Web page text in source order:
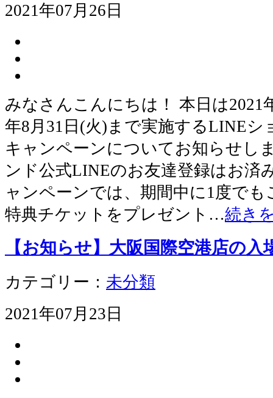
2021年07月26日
みなさんこんにちは！ 本日は2021
年8月31日(火)まで実施するLINE
キャンペーンについてお知らせし
ンド公式LINEのお友達登録はお済
ャンペーンでは、期間中に1度で
特典チケットをプレゼント…続き
【お知らせ】大阪国際空港店の
カテゴリー： 未分類
2021年07月23日